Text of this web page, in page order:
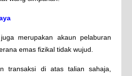
merupakan akaun pelaburan
emas fizikal tidak wujud.
transaksi di atas talian sahaja,